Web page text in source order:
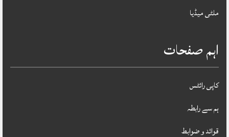
ملٹی میڈیا
اہم صفحات
کاپی رائٹس
ہم سے رابطہ
قوائد و ضوابط